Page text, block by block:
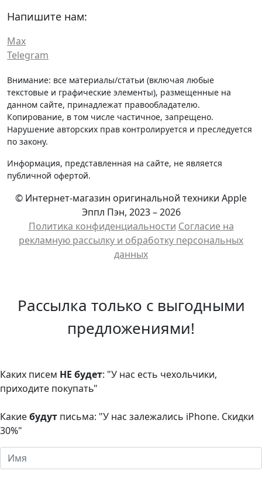
Напишите нам:
Max
Telegram
Внимание: все материалы/статьи (включая любые
текстовые и графические элементы), размещенные на
данном сайте, принадлежат правообладателю.
Копирование, в том числе частичное, запрещено.
Нарушение авторских прав контролируется и преследуется
по закону.
Информация, представленная на сайте, не является
публичной офертой.
© Интернет-магазин оригинальной техники Apple
Эппл Пэн, 2023 – 2026
Политика конфиденциальности Cогласие на
рекламную рассылку и обработку персональных
данных
Рассылка только с выгодными
предложениями!
Каких писем НЕ будет: "У нас есть чехольчики,
приходите покупать"
Какиебудут письма: "У нас залежались iPhone. Скидки
30%"